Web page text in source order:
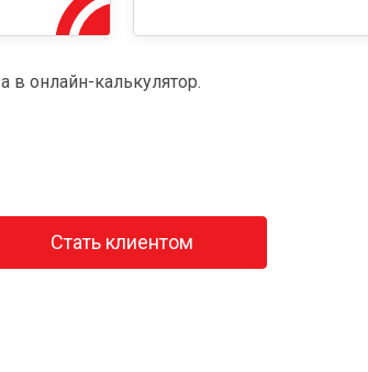
в онлайн-калькулятор.
Стать клиентом